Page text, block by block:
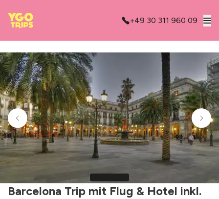
+49 30 311 960 09
Barcelona Trip mit Flug & Hotel inkl.